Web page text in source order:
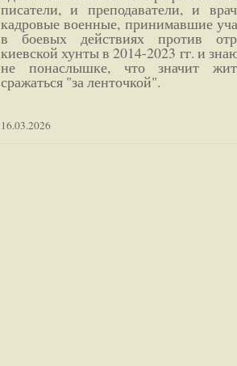
писатели, и преподаватели, и
кадровые военные, принимавшие
в боевых действиях против
киевской хунты в 2014-2023 гг. и
не понаслышке, что значит
сражаться "за ленточкой".
16.03.2026